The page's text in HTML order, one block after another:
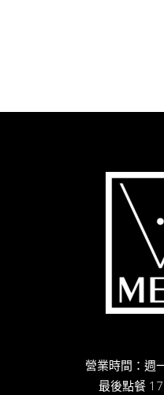
營業時間：週
最後點餐